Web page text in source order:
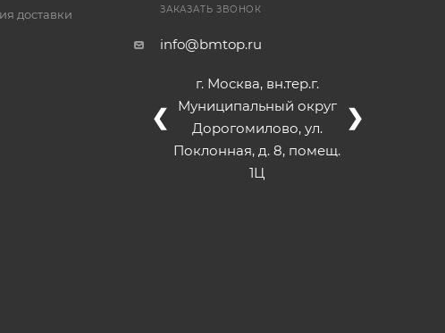
доставки ЗАКАЗАТЬ ЗВОНОК
info@bmtop.ru
г. Москва, вн.тер.г.
Муниципальный округ
Дорогомилово, ул.
Поклонная, д. 8, помещ.
1Ц
❮ ❯